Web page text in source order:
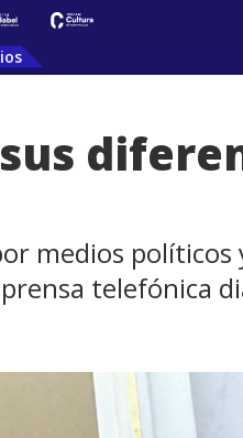
medios políticos
telefónica